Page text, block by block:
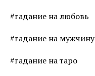
#гадание на любовь
#гадание на мужчину
#гадание на таро